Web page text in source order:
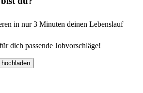
in nur 3 Minuten deinen Lebenslauf
dich passende Jobvorschläge!